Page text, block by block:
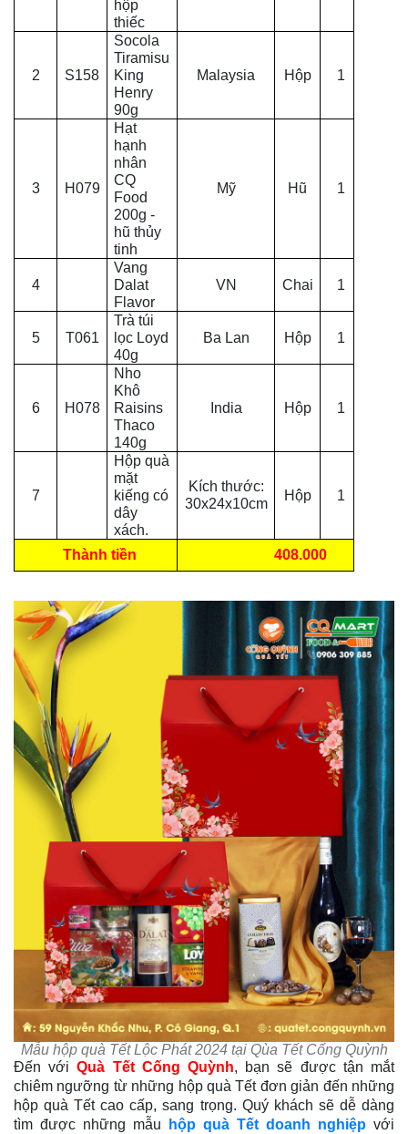
hộp
thiếc
2 S158
Socola
Tiramisu
King
Henry
90g
Malaysia Hộp 1
3 H079
Hạt
hạnh
nhân
CQ
Food
200g -
hũ thủy
tinh
Mỹ Hũ 1
4
Vang
Dalat
Flavor
VN Chai 1
5 T061
Trà túi
lọc Loyd
40g
Ba Lan Hộp 1
6 H078
Nho
Khô
Raisins
Thaco
140g
India Hộp 1
7
Hộp quà
mặt
kiếng có
dây
xách.
Kích thước:
30x24x10cm
Hộp 1
Thành tiền 408.000
Mẫu hộp quà Tết Lộc Phát 2024 tại Qùa Tết Cống Quỳnh
Đến vớiQuà Tết Cống Quỳnh, bạn sẽ được tận mắt
chiêm ngưỡng từ những hộp quà Tết đơn giản đến những
hộp quà Tết cao cấp, sang trọng. Quý khách sẽ dễ dàng
tìm được những mẫu
hộp quà Tết doanh nghiệp với